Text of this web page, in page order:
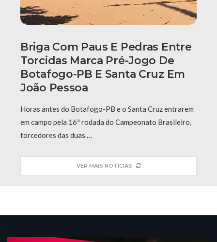
Briga Com Paus E Pedras Entre
Torcidas Marca Pré-Jogo De
Botafogo-PB E Santa Cruz Em
João Pessoa
Horas antes do Botafogo-PB e o Santa Cruz entrarem
em campo pela 16ª rodada do Campeonato Brasileiro,
torcedores das duas …
VER MAIS NOTÍCIAS